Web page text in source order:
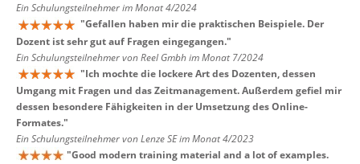
Ein Schulungsteilnehmer im Monat 4/2024
"Gefallen haben mir die praktischen Beispiele. Der
Dozent ist sehr gut auf Fragen eingegangen."
Ein Schulungsteilnehmer von Reel Gmbh im Monat 7/2024
"Ich mochte die lockere Art des Dozenten, dessen
Umgang mit Fragen und das Zeitmanagement. Außerdem gefiel mir
dessen besondere Fähigkeiten in der Umsetzung des Online-
Formates."
Ein Schulungsteilnehmer von Lenze SE im Monat 4/2023
"Good modern training material and a lot of examples.